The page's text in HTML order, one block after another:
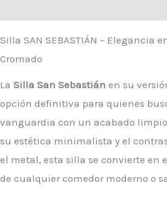
Silla SAN SEBASTIÁN – Elegancia
Cromado
La Silla San Sebastián en su
opción definitiva para quienes
vanguardia con un acabado
su estética minimalista y el
el metal, esta silla se convierte en
de cualquier comedor moderno o